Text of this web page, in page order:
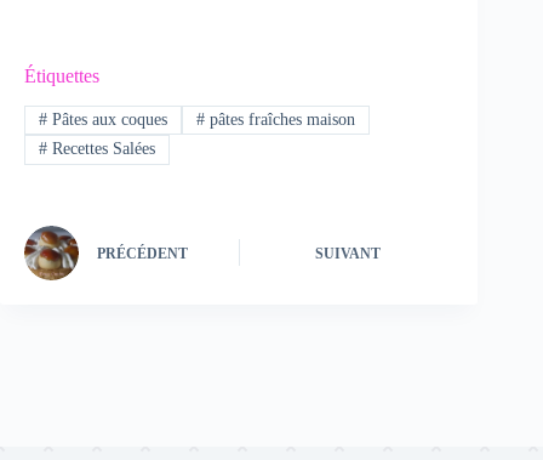
Étiquettes
#Pâtes aux coques #pâtes fraîches maison
#Recettes Salées
PRÉCÉDENT SUIVANT